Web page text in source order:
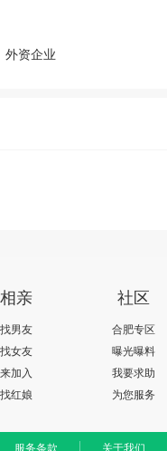
外资企业
相亲
找男友
找女友
来加入
找红娘
社区
合肥专区
曝光曝料
我要求助
为您服务
服务条款 关于我们